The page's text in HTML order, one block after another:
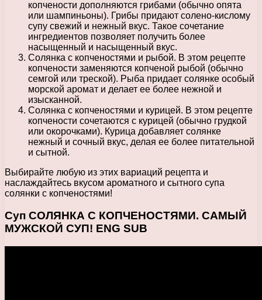
копчености дополняются грибами (обычно опята
или шампиньоны). Грибы придают солено-кислому
супу свежий и нежный вкус. Такое сочетание
ингредиентов позволяет получить более
насыщенный и насыщенный вкус.
Солянка с копченостями и рыбой. В этом рецепте
копчености заменяются копченой рыбой (обычно
семгой или треской). Рыба придает солянке особый
морской аромат и делает ее более нежной и
изысканной.
Солянка с копченостями и курицей. В этом рецепте
копчености сочетаются с курицей (обычно грудкой
или окорочками). Курица добавляет солянке
нежный и сочный вкус, делая ее более питательной
и сытной.
Выбирайте любую из этих вариаций рецепта и
наслаждайтесь вкусом ароматного и сытного супа
солянки с копченостями!
Суп СОЛЯНКА С КОПЧЕНОСТЯМИ. САМЫЙ
МУЖСКОЙ СУП! ENG SUB